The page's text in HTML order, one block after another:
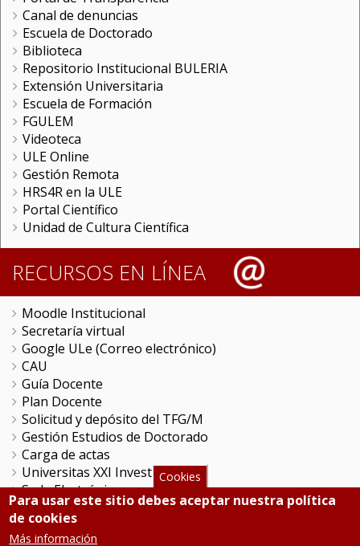
Canal de denuncias
Escuela de Doctorado
Biblioteca
Repositorio Institucional BULERIA
Extensión Universitaria
Escuela de Formación
FGULEM
Videoteca
ULE Online
Gestión Remota
HRS4R en la ULE
Portal Científico
Unidad de Cultura Científica
RECURSOS EN LÍNEA
Moodle Institucional
Secretaría virtual
Google ULe (Correo electrónico)
CAU
Guía Docente
Plan Docente
Solicitud y depósito del TFG/M
Gestión Estudios de Doctorado
Carga de actas
Universitas XXI Investigación
Sede Electrónica
Tramitador unileon
Perfil del Contratante
Cookies
Para usar este sitio debes aceptar nuestra política
de cookies
Más información